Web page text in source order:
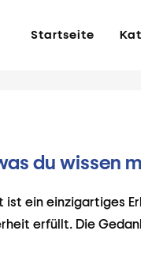
Startseite
du wissen
ein einzigartiges
erfüllt. Die